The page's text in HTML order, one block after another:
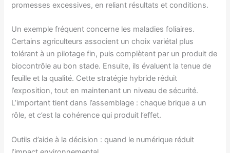
promesses excessives, en reliant résultats et conditions.
Un exemple fréquent concerne les maladies foliaires.
Certains agriculteurs associent un choix variétal plus
tolérant à un pilotage fin, puis complètent par un produit de
biocontrôle au bon stade. Ensuite, ils évaluent la tenue de
feuille et la qualité. Cette stratégie hybride réduit
l’exposition, tout en maintenant un niveau de sécurité.
L’important tient dans l’assemblage : chaque brique a un
rôle, et c’est la cohérence qui produit l’effet.
Outils d’aide à la décision : quand le numérique réduit